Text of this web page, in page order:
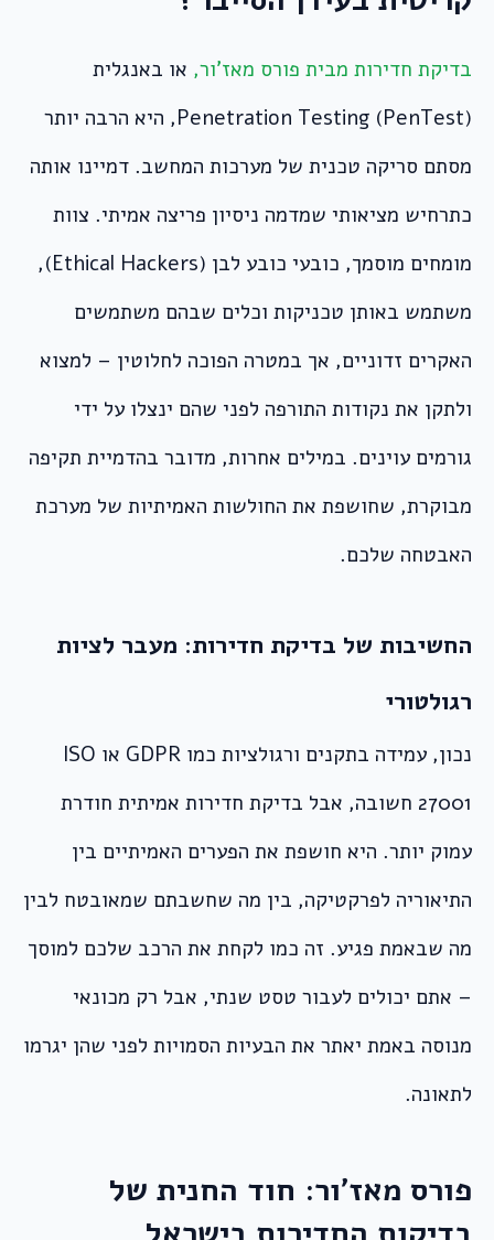
בדיקת חדירות מבית פורס מאז’ור, או באנגלית
Penetration Testing (PenTest), היא הרבה יותר
מסתם סריקה טכנית של מערכות המחשב. דמיינו אותה
כתרחיש מציאותי שמדמה ניסיון פריצה אמיתי. צוות
מומחים מוסמך, כובעי כובע לבן (Ethical Hackers),
משתמש באותן טכניקות וכלים שבהם משתמשים
האקרים זדוניים, אך במטרה הפוכה לחלוטין – למצוא
ולתקן את נקודות התורפה לפני שהם ינצלו על ידי
גורמים עוינים. במילים אחרות, מדובר בהדמיית תקיפה
מבוקרת, שחושפת את החולשות האמיתיות של מערכת
האבטחה שלכם.
החשיבות של בדיקת חדירות: מעבר לציות
רגולטורי
נכון, עמידה בתקנים ורגולציות כמו GDPR או ISO
27001 חשובה, אבל בדיקת חדירות אמיתית חודרת
עמוק יותר. היא חושפת את הפערים האמיתיים בין
התיאוריה לפרקטיקה, בין מה שחשבתם שמאובטח לבין
מה שבאמת פגיע. זה כמו לקחת את הרכב שלכם למוסך
– אתם יכולים לעבור טסט שנתי, אבל רק מכונאי
מנוסה באמת יאתר את הבעיות הסמויות לפני שהן יגרמו
לתאונה.
פורס מאז’ור: חוד החנית של